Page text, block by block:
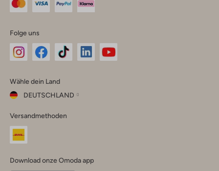
Folge uns
Instagram
Facebook
TikTok
Wähle dein Land
DEUTSCHLAND
dein
Land
Versandmethoden
Download onze Omoda app